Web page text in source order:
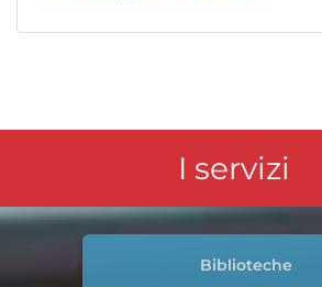
I servizi
Biblioteche